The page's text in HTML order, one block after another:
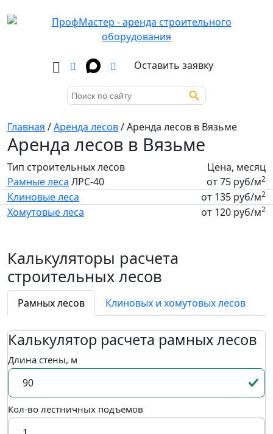
Search
for:
Search Button
Оставить заявку
Главная /Аренда лесов/Аренда лесов в Вязьме
Аренда лесов в Вязьме
Тип строительных лесов
Цена, месяц
Рамные леса ЛРС-40 от 75 руб/м2
Клиновые леса от 135 руб/м2
Хомутовые леса от 120 руб/м2
Калькуляторы расчета
строительных лесов
Рамных лесов Клиновых и хомутовых лесов
Калькулятор расчета рамных лесов
Длина стены, м
Кол-во лестничных подъемов